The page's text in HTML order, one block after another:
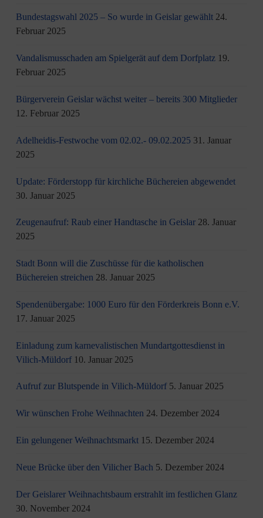
Bundestagswahl 2025 – So wurde in Geislar gewählt 24.
Februar 2025
Vandalismusschaden am Spielgerät auf dem Dorfplatz 19.
Februar 2025
Bürgerverein Geislar wächst weiter – bereits 300 Mitglieder
12. Februar 2025
Adelheidis-Festwoche vom 02.02.- 09.02.2025 31. Januar
2025
Update: Förderstopp für kirchliche Büchereien abgewendet
30. Januar 2025
Zeugenaufruf: Raub einer Handtasche in Geislar 28. Januar
2025
Stadt Bonn will die Zuschüsse für die katholischen
Büchereien streichen 28. Januar 2025
Spendenübergabe: 1000 Euro für den Förderkreis Bonn e.V.
17. Januar 2025
Einladung zum karnevalistischen Mundartgottesdienst in
Vilich-Müldorf 10. Januar 2025
Aufruf zur Blutspende in Vilich-Müldorf 5. Januar 2025
Wir wünschen Frohe Weihnachten 24. Dezember 2024
Ein gelungener Weihnachtsmarkt 15. Dezember 2024
Neue Brücke über den Vilicher Bach 5. Dezember 2024
Der Geislarer Weihnachtsbaum erstrahlt im festlichen Glanz
30. November 2024